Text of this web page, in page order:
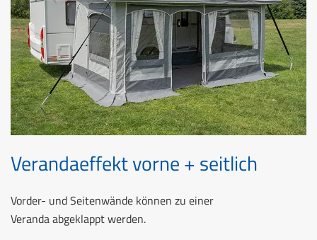
Verandaeffekt vorne + seitlich
Vorder- und Seitenwände können zu einer
Veranda abgeklappt werden.